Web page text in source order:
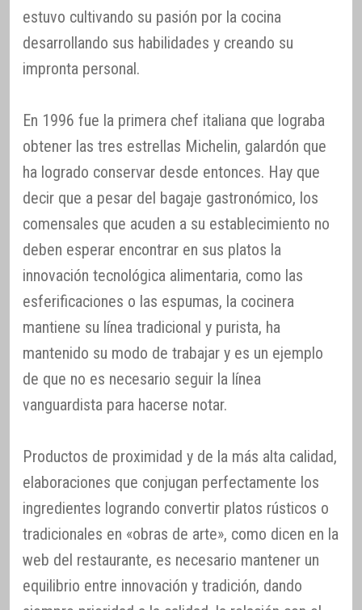
estuvo cultivando su pasión por la cocina
desarrollando sus habilidades y creando su
impronta personal.
En 1996 fue la primera chef italiana que lograba
obtener las tres estrellas Michelin, galardón que
ha logrado conservar desde entonces. Hay que
decir que a pesar del bagaje gastronómico, los
comensales que acuden a su establecimiento no
deben esperar encontrar en sus platos la
innovación tecnológica alimentaria, como las
esferificaciones o las espumas, la cocinera
mantiene su línea tradicional y purista, ha
mantenido su modo de trabajar y es un ejemplo
de que no es necesario seguir la línea
vanguardista para hacerse notar.
Productos de proximidad y de la más alta calidad,
elaboraciones que conjugan perfectamente los
ingredientes logrando convertir platos rústicos o
tradicionales en «obras de arte», como dicen en la
web del restaurante, es necesario mantener un
equilibrio entre innovación y tradición, dando